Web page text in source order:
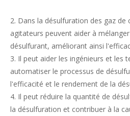
2. Dans la désulfuration des gaz de
agitateurs peuvent aider à
désulfurant, améliorant ainsi
3. Il peut aider les ingénieurs et les
automatiser le processus de
l'efficacité et le rendement de la
4. Il peut réduire la quantité de
la désulfuration et contribuer à la